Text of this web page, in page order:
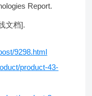
Report.
文档].
9298.html
product-43-